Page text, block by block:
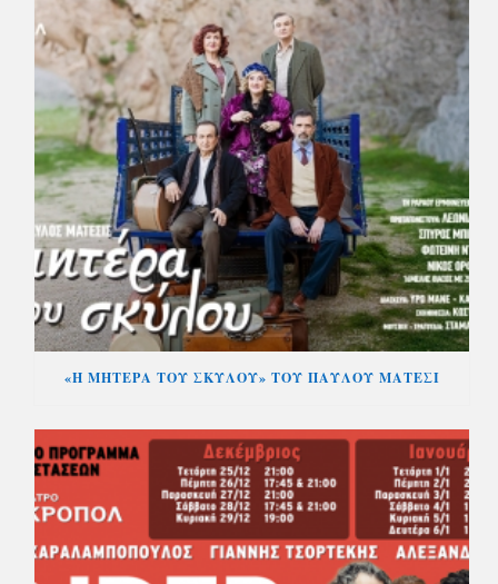
«Η ΜΗΤΕΡΑ ΤΟΥ ΣΚΥΛΟΥ» ΤΟΥ ΠΑΥΛΟΥ ΜΑΤΕΣΙ